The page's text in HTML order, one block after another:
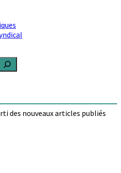
des nouveaux articles publiés